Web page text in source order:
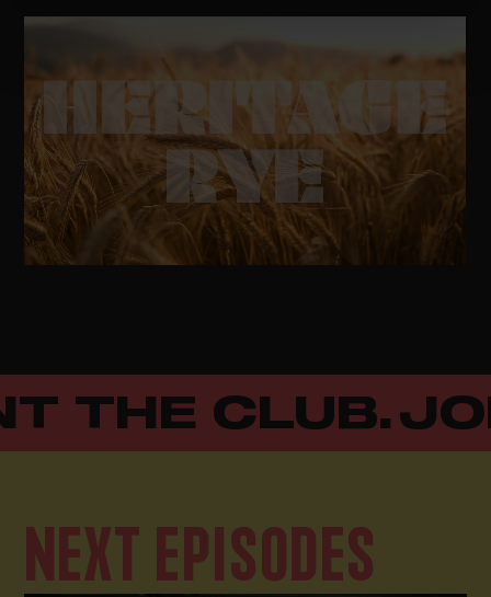
THE CLUB.
NEXT EPISODES